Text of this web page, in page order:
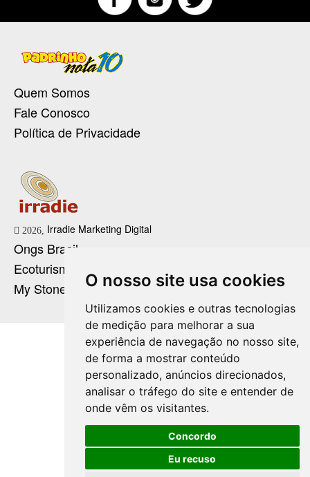
O nosso site usa cookies
Utilizamos cookies e outras tecnologias
de medição para melhorar a sua
experiência de navegação no nosso site,
de forma a mostrar conteúdo
personalizado, anúncios direcionados,
analisar o tráfego do site e entender de
onde vêm os visitantes.
Concordo
Eu recuso
Quem Somos
Fale Conosco
Política de Privacidade
2026, Irradie Marketing Digital
Ongs Brasil
Ecoturismo no Brasil
My Stone Cristaloterapia